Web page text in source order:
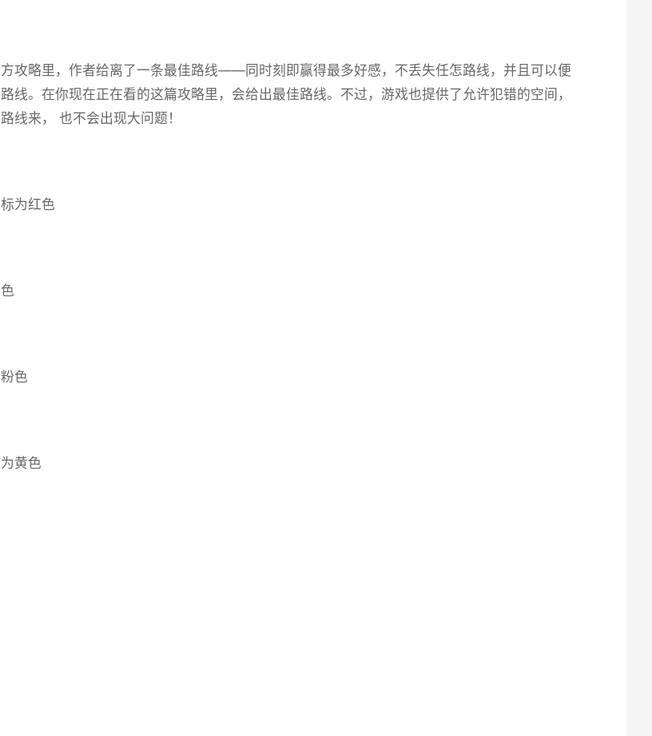
攻略里，作者给离了一条最佳路线——同时刻即赢得最多好感，不丢失任怎路线，并且可以便
线。在你现在正在看的这篇攻略里，会给出最佳路线。不过，游戏也提供了允许犯错的空间，
线来， 也不会出现大问题！
为红色
色
黄色